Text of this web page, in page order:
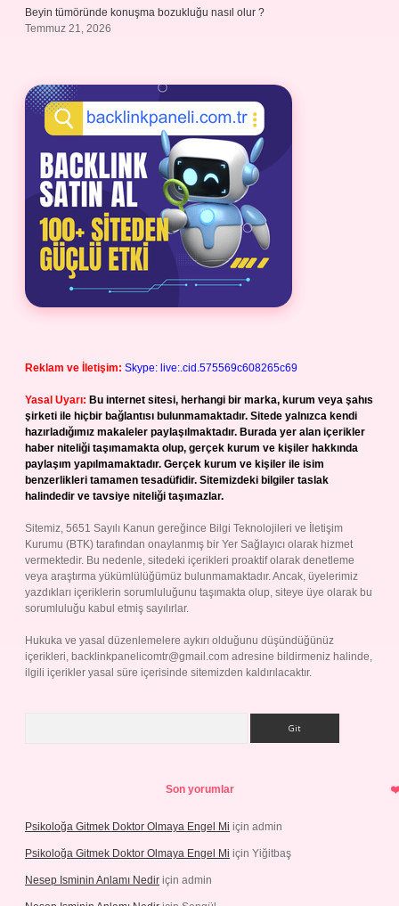
Beyin tümöründe konuşma bozukluğu nasıl olur ?
Temmuz 21, 2026
Reklam ve İletişim: Skype: live:.cid.575569c608265c69
Yasal Uyarı: Bu internet sitesi, herhangi bir marka, kurum veya şahıs
şirketi ile hiçbir bağlantısı bulunmamaktadır. Sitede yalnızca kendi
hazırladığımız makaleler paylaşılmaktadır. Burada yer alan içerikler
haber niteliği taşımamakta olup, gerçek kurum ve kişiler hakkında
paylaşım yapılmamaktadır. Gerçek kurum ve kişiler ile isim
benzerlikleri tamamen tesadüfidir. Sitemizdeki bilgiler taslak
halindedir ve tavsiye niteliği taşımazlar.
Sitemiz, 5651 Sayılı Kanun gereğince Bilgi Teknolojileri ve İletişim
Kurumu (BTK) tarafından onaylanmış bir Yer Sağlayıcı olarak hizmet
vermektedir. Bu nedenle, sitedeki içerikleri proaktif olarak denetleme
veya araştırma yükümlülüğümüz bulunmamaktadır. Ancak, üyelerimiz
yazdıkları içeriklerin sorumluluğunu taşımakta olup, siteye üye olarak bu
sorumluluğu kabul etmiş sayılırlar.
Hukuka ve yasal düzenlemelere aykırı olduğunu düşündüğünüz
içerikleri, backlinkpanelicomtr@gmail.com adresine bildirmeniz halinde,
ilgili içerikler yasal süre içerisinde sitemizden kaldırılacaktır.
Son yorumlar
Psikoloğa Gitmek Doktor Olmaya Engel Mi için admin
Psikoloğa Gitmek Doktor Olmaya Engel Mi için Yiğitbaş
Nesep Isminin Anlamı Nedir için admin